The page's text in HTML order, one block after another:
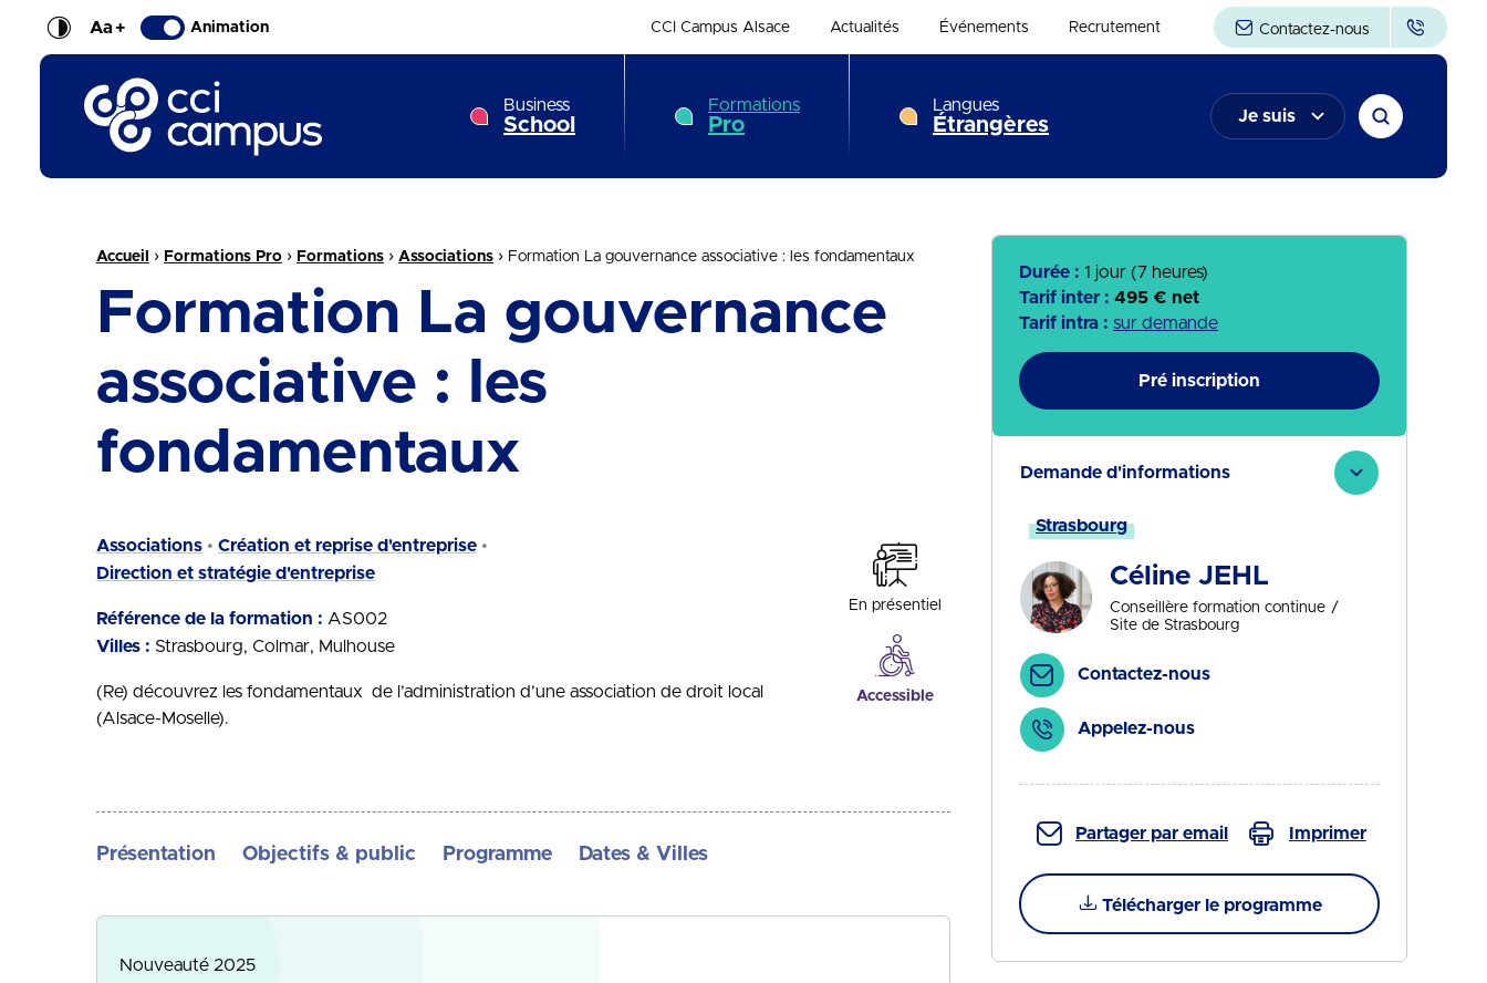
Aa+ Animation CCI Campus Alsace Actualités Événements Recrutement Contactez-nous
CCI Campus La formation qui vous ressemble
Business
School
Formations
Pro
Langues
Étrangères Je suis
Fil d'Ariane :
Accueil › Formations Pro › Formations › Associations › Formation La gouvernance associative : les fondamentaux
Formation La gouvernance
associative : les
fondamentaux
Associations
Création et reprise d'entreprise
Direction et stratégie d'entreprise
Référence de la formation : AS002
Villes : Strasbourg Colmar Mulhouse
(Re) découvrez les fondamentaux de l’administration d’une association de droit local
(Alsace-Moselle).
En présentiel
Accessible
Présentation Objectifs & public Programme Dates & Villes
Durée : 1 jour (7 heures)
Tarif inter : 495 € net
Tarif intra : sur demande
Pré inscription
Demande d'informations
Strasbourg
Céline JEHL
Conseillère formation continue
Site de Strasbourg
Contactez-nous
Appelez-nous
Partager par email Imprimer
Télécharger le programme
Nouveauté 2025